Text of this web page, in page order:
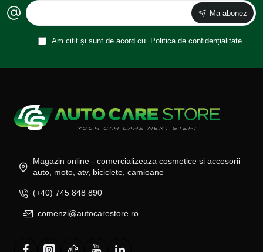
Ma abonez
Am citit și sunt de acord cu Politica de confidențialitate
Magazin online - comercializeaza cosmetice si accesorii
auto, moto, atv, biciclete, camioane
(+40) 745 848 890
comenzi@autocarestore.ro